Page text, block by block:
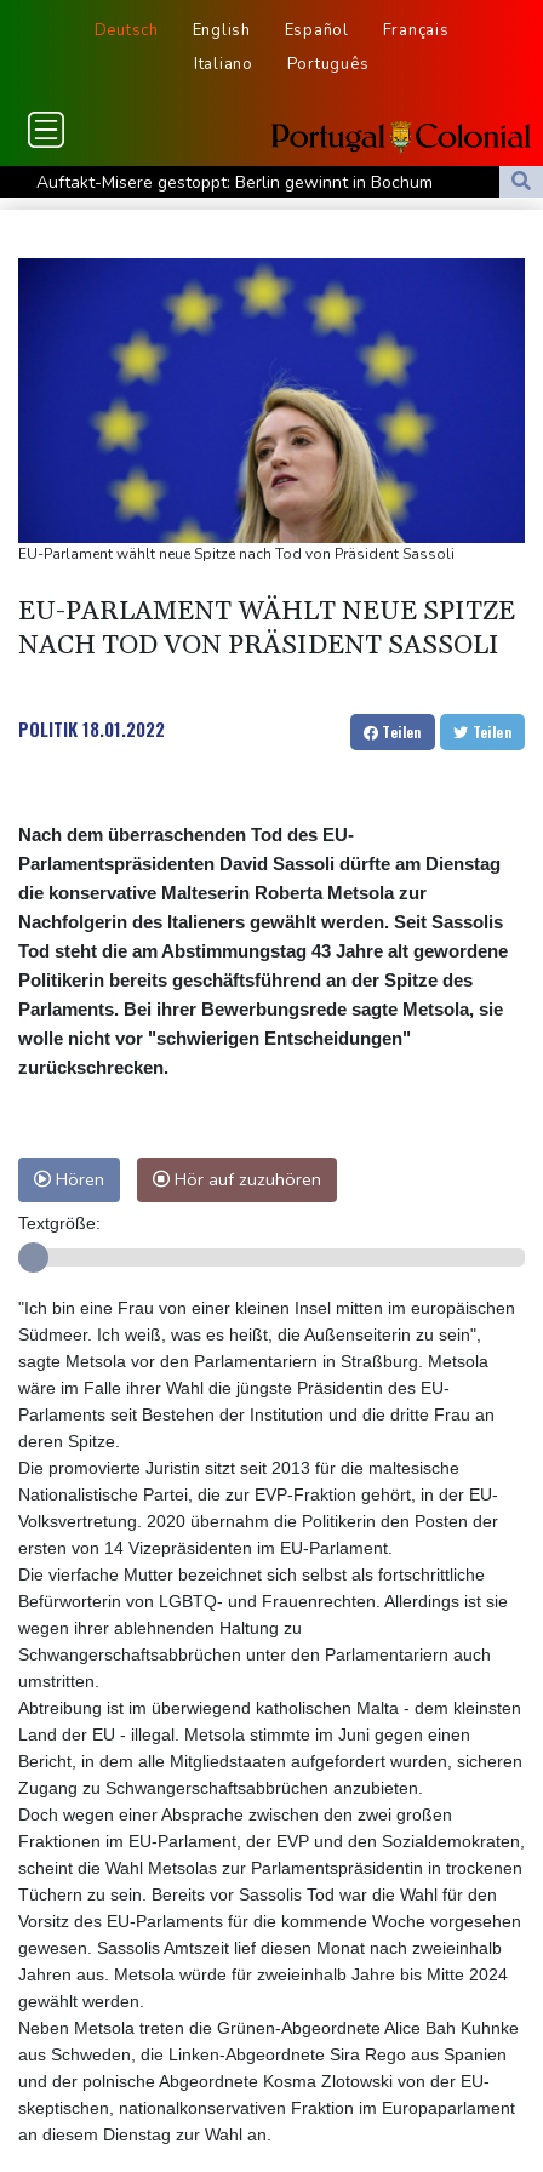
Deutsch English Español
Français
Italiano
Português
Auftakt-Misere gestoppt: Berlin gewinnt in Bochum
Trump macht erneut Druck auf Zentralbank-Vorständin Cook
Eurojackpot geknackt: Mehr als 32 Millionen Euro gehen nach
Nordrhein-Westfalen
Menschenrechtsgruppen: Mehr als 140 Tote bei Migrationskrise
Mindestens zehn Tote bei Angriffen der pro-iranischen Huthis im
US-Senat stimmt für verschärfte Sanktionen gegen Russland
US-Gericht setzt Bau von Trumps Ballsaal aus - Präsident
kündigt Berufung an
Direkt-ICE Berlin-Paris bleibt wegen Technikproblemen vorerst
unterbrochen
Selenskyj erstmals seit Beginn von Ukraine-Krieg nach Serbien
EU-Parlament wählt neue Spitze nach Tod von Präsident Sassoli
EU-PARLAMENT WÄHLT NEUE SPITZE
NACH TOD VON PRÄSIDENT SASSOLI
POLITIK18.01.2022 Teilen Teilen
Nach dem überraschenden Tod des EU-
Parlamentspräsidenten David Sassoli dürfte am Dienstag
die konservative Malteserin Roberta Metsola zur
Nachfolgerin des Italieners gewählt werden. Seit Sassolis
Tod steht die am Abstimmungstag 43 Jahre alt gewordene
Politikerin bereits geschäftsführend an der Spitze des
Parlaments. Bei ihrer Bewerbungsrede sagte Metsola, sie
wolle nicht vor "schwierigen Entscheidungen"
zurückschrecken.
Hören Hör auf zuzuhören
Textgröße:
"Ich bin eine Frau von einer kleinen Insel mitten im europäischen
Südmeer. Ich weiß, was es heißt, die Außenseiterin zu sein",
sagte Metsola vor den Parlamentariern in Straßburg. Metsola
wäre im Falle ihrer Wahl die jüngste Präsidentin des EU-
Parlaments seit Bestehen der Institution und die dritte Frau an
deren Spitze.
Die promovierte Juristin sitzt seit 2013 für die maltesische
Nationalistische Partei, die zur EVP-Fraktion gehört, in der EU-
Volksvertretung. 2020 übernahm die Politikerin den Posten der
ersten von 14 Vizepräsidenten im EU-Parlament.
Die vierfache Mutter bezeichnet sich selbst als fortschrittliche
Befürworterin von LGBTQ- und Frauenrechten. Allerdings ist sie
wegen ihrer ablehnenden Haltung zu
Schwangerschaftsabbrüchen unter den Parlamentariern auch
umstritten.
Abtreibung ist im überwiegend katholischen Malta - dem kleinsten
Land der EU - illegal. Metsola stimmte im Juni gegen einen
Bericht, in dem alle Mitgliedstaaten aufgefordert wurden, sicheren
Zugang zu Schwangerschaftsabbrüchen anzubieten.
Doch wegen einer Absprache zwischen den zwei großen
Fraktionen im EU-Parlament, der EVP und den Sozialdemokraten,
scheint die Wahl Metsolas zur Parlamentspräsidentin in trockenen
Tüchern zu sein. Bereits vor Sassolis Tod war die Wahl für den
Vorsitz des EU-Parlaments für die kommende Woche vorgesehen
gewesen. Sassolis Amtszeit lief diesen Monat nach zweieinhalb
Jahren aus. Metsola würde für zweieinhalb Jahre bis Mitte 2024
gewählt werden.
Neben Metsola treten die Grünen-Abgeordnete Alice Bah Kuhnke
aus Schweden, die Linken-Abgeordnete Sira Rego aus Spanien
und der polnische Abgeordnete Kosma Zlotowski von der EU-
skeptischen, nationalkonservativen Fraktion im Europaparlament
an diesem Dienstag zur Wahl an.